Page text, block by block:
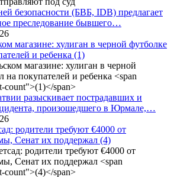
безопасности (БВБ, IDB) предлагает
преследование бывшего…
магазине: хулиган в черной футболке
и ребенка (1)
разыскивает пострадавших и
произошедшего в Юрмале,…
родители требуют €4000 от
Сенат их поддержал (4)